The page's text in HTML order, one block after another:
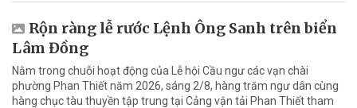
Rộn ràng lễ rước Lệnh Ông Sanh trên biển
Lâm Đồng
Nằm trong chuỗi hoạt động của Lễ hội Cầu ngư các vạn chài
phường Phan Thiết năm 2026, sáng 2/8, hàng trăm ngư dân cùng
hàng chục tàu thuyền tập trung tại Cảng vận tải Phan Thiết tham